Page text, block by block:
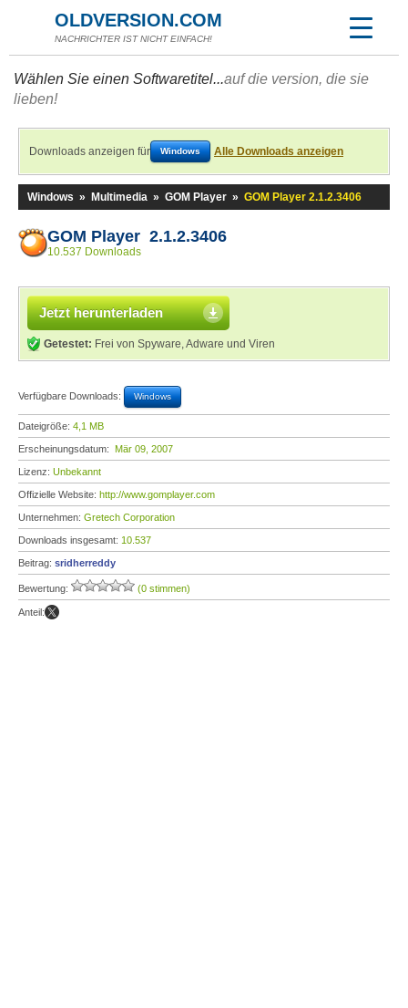
OLDVERSION.COM
NACHRICHTER IST NICHT EINFACH!
Wählen Sie einen Softwaretitel...auf die version, die sie
lieben!
Downloads anzeigen für Windows Alle Downloads anzeigen
Windows » Multimedia » GOM Player » GOM Player 2.1.2.3406
GOM Player 2.1.2.3406
10.537 Downloads
Jetzt herunterladen
Getestet: Frei von Spyware, Adware und Viren
Verfügbare Downloads: Windows
Dateigröße: 4,1 MB
Erscheinungsdatum: Mär 09, 2007
Lizenz: Unbekannt
Offizielle Website: http://www.gomplayer.com
Unternehmen: Gretech Corporation
Downloads insgesamt: 10.537
Beitrag: sridherreddy
Bewertung: (0 stimmen)
Anteil: